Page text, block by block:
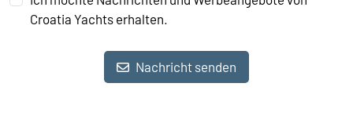
Croatia Yachts erhalten.
Nachricht senden